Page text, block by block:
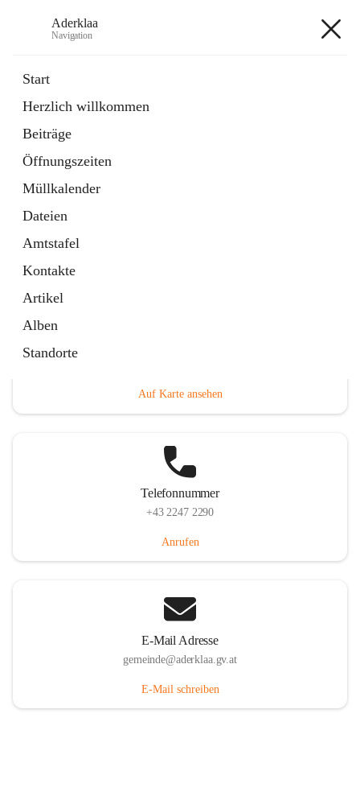
Aderklaa
Navigation
Start
Herzlich willkommen
Beiträge
Öffnungszeiten
Müllkalender
Dateien
Amtstafel
Kontakte
Artikel
Alben
Standorte
6 Schnellzugriffe
Gemeinde
3 Schnellzugriffe
Auf Karte ansehen
Telefonnummer
+43 2247 2290
Anrufen
E-Mail Adresse
gemeinde@aderklaa.gv.at
E-Mail schreiben